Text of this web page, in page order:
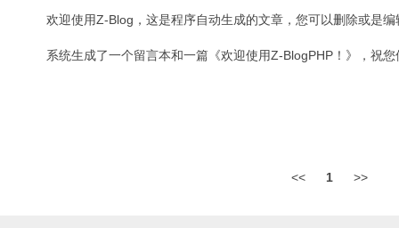
欢迎使用Z-Blog，这是程序自动生成的文章，您可以删除或是编
系统生成了一个留言本和一篇《欢迎使用Z-BlogPHP！》，祝
<< 1 >>